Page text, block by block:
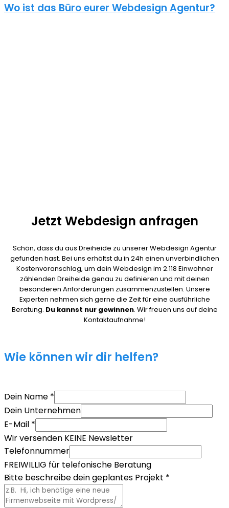
Wo ist das Büro eurer Webdesign Agentur?
Jetzt Webdesign anfragen
Schön, dass du aus Dreiheide zu unserer Webdesign Agentur
gefunden hast. Bei uns erhältst du in 24h einen unverbindlichen
Kostenvoranschlag, um dein Webdesign im 2.118 Einwohner
zählenden Dreiheide genau zu definieren und mit deinen
besonderen Anforderungen zusammenzustellen. Unsere
Experten nehmen sich gerne die Zeit für eine ausführliche
Beratung. Du kannst nur gewinnen. Wir freuen uns auf deine
Kontaktaufnahme!
Wie können wir dir helfen?
Dein Name *
Dein Unternehmen
E-Mail *
Wir versenden KEINE Newsletter
Telefonnummer
FREIWILLIG für telefonische Beratung
Bitte beschreibe dein geplantes Projekt *